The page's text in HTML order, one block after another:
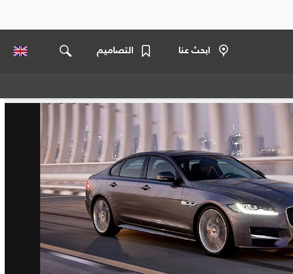
ابحث عنا التصاميم